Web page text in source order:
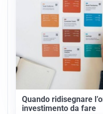
Quando ridisegnare
investimento da fare